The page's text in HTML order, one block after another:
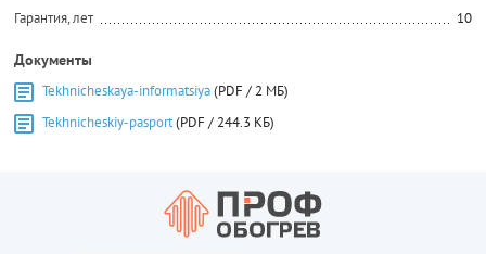
Гарантия, лет
10
Документы
Tekhnicheskaya-informatsiya(PDF / 2 МБ)
Tekhnicheskiy-pasport(PDF / 244.3 КБ)